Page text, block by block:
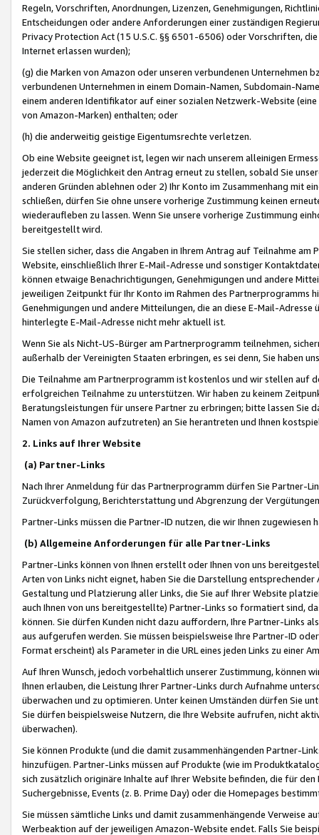
Regeln, Vorschriften, Anordnungen, Lizenzen, Genehmigungen,
Entscheidungen oder andere Anforderungen einer zuständigen
Privacy Protection Act (15 U.S.C. §§ 6501-6506) oder Vorschriften,
Internet erlassen wurden);
(g) die Marken von Amazon oder unseren verbundenen Unternehmen
verbundenen Unternehmen in einem Domain-Namen, Subdomain-
einem anderen Identifikator auf einer sozialen Netzwerk-Website
von Amazon-Marken) enthalten; oder
(h) die anderweitig geistige Eigentumsrechte verletzen.
Ob eine Website geeignet ist, legen wir nach unserem alleinigen
jederzeit die Möglichkeit den Antrag erneut zu stellen, sobald Sie
anderen Gründen ablehnen oder 2) Ihr Konto im Zusammenhang mit
schließen, dürfen Sie ohne unsere vorherige Zustimmung keinen
wiederaufleben zu lassen. Wenn Sie unsere vorherige Zustimmung
bereitgestellt wird.
Sie stellen sicher, dass die Angaben in Ihrem Antrag auf Teilnahme
Website, einschließlich Ihrer E-Mail-Adresse und sonstiger
können etwaige Benachrichtigungen, Genehmigungen und andere
jeweiligen Zeitpunkt für Ihr Konto im Rahmen des Partnerprogramms
Genehmigungen und andere Mitteilungen, die an diese E-Mail-
hinterlegte E-Mail-Adresse nicht mehr aktuell ist.
Wenn Sie als Nicht-US-Bürger am Partnerprogramm teilnehmen,
außerhalb der Vereinigten Staaten erbringen, es sei denn, Sie haben
Die Teilnahme am Partnerprogramm ist kostenlos und wir stellen auf
erfolgreichen Teilnahme zu unterstützen. Wir haben zu keinem
Beratungsleistungen für unsere Partner zu erbringen; bitte lassen Sie
Namen von Amazon aufzutreten) an Sie herantreten und Ihnen
2. Links auf Ihrer Website
(a) Partner-Links
Nach Ihrer Anmeldung für das Partnerprogramm dürfen Sie Partner-
Zurückverfolgung, Berichterstattung und Abgrenzung der
Partner-Links müssen die Partner-ID nutzen, die wir Ihnen zugewiesen
(b) Allgemeine Anforderungen für alle Partner-Links
Partner-Links können von Ihnen erstellt oder Ihnen von uns
Arten von Links nicht eignet, haben Sie die Darstellung
Gestaltung und Platzierung aller Links, die Sie auf Ihrer Website
auch Ihnen von uns bereitgestellte) Partner-Links so formatiert sind,
können. Sie dürfen Kunden nicht dazu auffordern, Ihre Partner-Links
aus aufgerufen werden. Sie müssen beispielsweise Ihre Partner-ID
Format erscheint) als Parameter in die URL eines jeden Links zu einer
Auf Ihren Wunsch, jedoch vorbehaltlich unserer Zustimmung, können
Ihnen erlauben, die Leistung Ihrer Partner-Links durch Aufnahme
überwachen und zu optimieren. Unter keinen Umständen dürfen Sie
Sie dürfen beispielsweise Nutzern, die Ihre Website aufrufen, nicht
überwachen).
Sie können Produkte (und die damit zusammenhängenden Partner-
hinzufügen. Partner-Links müssen auf Produkte (wie im
sich zusätzlich originäre Inhalte auf Ihrer Website befinden, die für
Suchergebnisse, Events (z. B. Prime Day) oder die Homepages
Sie müssen sämtliche Links und damit zusammenhängende
Werbeaktion auf der jeweiligen Amazon-Website endet. Falls Sie